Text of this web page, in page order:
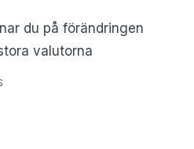
du på förändringen
valutorna